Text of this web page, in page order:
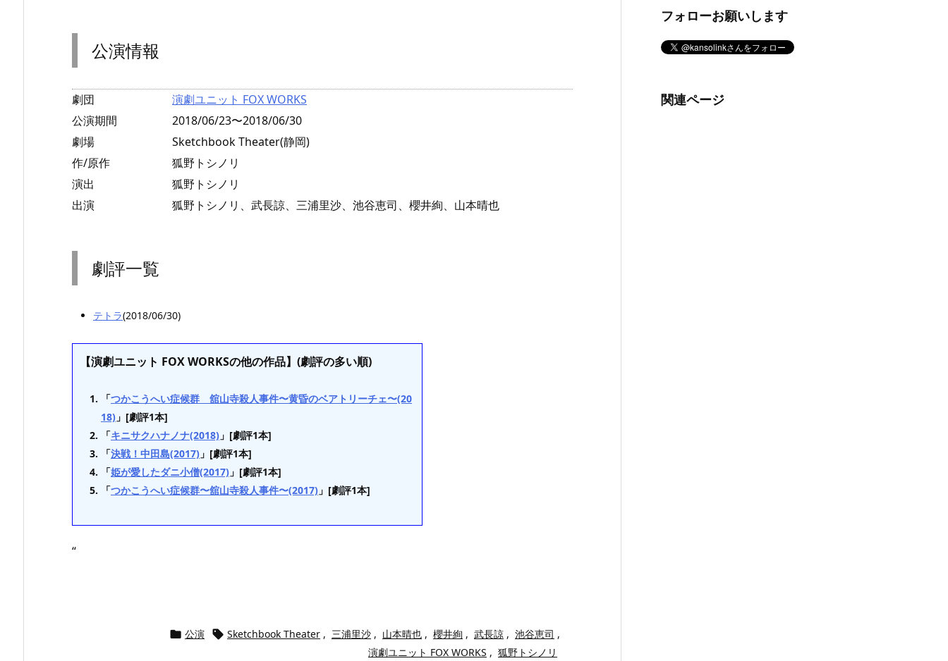
公演情報
劇団
演劇ユニット FOX WORKS
公演期間
2018/06/23〜2018/06/30
劇場
Sketchbook Theater(静岡)
作/原作
狐野トシノリ
演出
狐野トシノリ
出演
狐野トシノリ、武長諒、三浦里沙、池谷恵司、櫻井絢、山本晴也
劇評一覧
テトラ(2018/06/30)
【演劇ユニット FOX WORKSの他の作品】(劇評の多い順)
「つかこうへい症候群 舘山寺殺人事件〜黄昏のベアトリーチェ〜(20
18) 」[劇評1本]
「キニサクハナノナ(2018) 」[劇評1本]
「決戦！中田島(2017) 」[劇評1本]
「姫が愛したダニ小僧(2017) 」[劇評1本]
「つかこうへい症候群〜舘山寺殺人事件〜(2017) 」[劇評1本]
“
 公演  Sketchbook Theater , 三浦里沙 , 山本晴也 , 櫻井絢 , 武長諒 , 池谷恵司 ,
演劇ユニット FOX WORKS , 狐野トシノリ
フォローお願いします
関連ページ